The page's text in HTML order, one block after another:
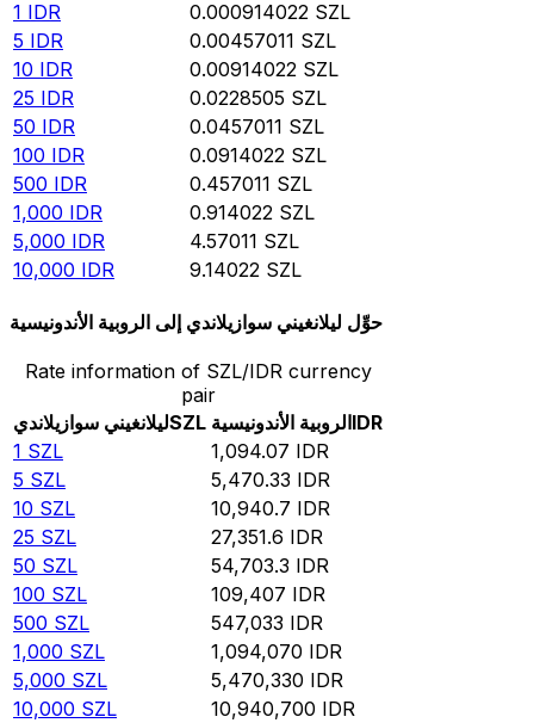
1 IDR 0.000914022 SZL
5 IDR 0.00457011 SZL
10 IDR 0.00914022 SZL
25 IDR 0.0228505 SZL
50 IDR 0.0457011 SZL
100 IDR 0.0914022 SZL
500 IDR 0.457011 SZL
1,000 IDR 0.914022 SZL
5,000 IDR 4.57011 SZL
10,000 IDR 9.14022 SZL
حوِّل ليلانغيني سوازيلاندي إلى الروبية الأندونيسية
Rate information of SZL/IDR currency
pair
ليلانغيني سوازيلانديSZL الروبية الأندونيسيةIDR
1 SZL 1,094.07 IDR
5 SZL 5,470.33 IDR
10 SZL 10,940.7 IDR
25 SZL 27,351.6 IDR
50 SZL 54,703.3 IDR
100 SZL 109,407 IDR
500 SZL 547,033 IDR
1,000 SZL 1,094,070 IDR
5,000 SZL 5,470,330 IDR
10,000 SZL 10,940,700 IDR